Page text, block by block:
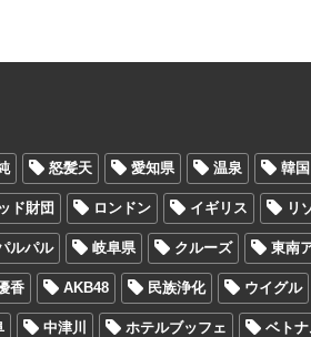
怒髪天 愛知県 温泉 韓国
ド財団 ロンドン イギリス リ
ルパル 岐阜県 クルーズ 東南
香 AKB48 民族浄化 ウイグル
中津川 ホテルブッフェ ベト